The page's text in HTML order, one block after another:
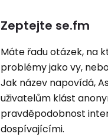
Zeptejte se.fm
Máte řadu otázek, na
problémy jako vy,
Jak název napovídá,
uživatelům klást
pravděpodobnost
dospívajícími.